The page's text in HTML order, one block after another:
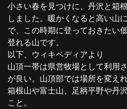
小さい春を見つけに、丹沢と箱
しました。暖かくなると高い山
で、この時期に登っておきたい
登れる山です。
以下、ウィキペディアより
山頂一帯は県営牧場として利用
が良い。山頂部では場所を変え
箱根山や富士山、足柄平野や丹
こと。